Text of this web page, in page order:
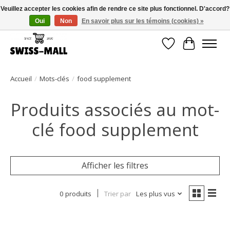
Livraison gratuite dès CHF 250 – livrée avec soin et fiabilité
Liste dePanier
Accueil / Mots-clés / food supplement
Produits associés au mot-
clé food supplement
Afficher les filtres
0 produits Trier par Les plus vus
Veuillez accepter les cookies afin de rendre ce site plus fonctionnel. D'accord?
Oui
Non En savoir plus sur les témoins (cookies) »